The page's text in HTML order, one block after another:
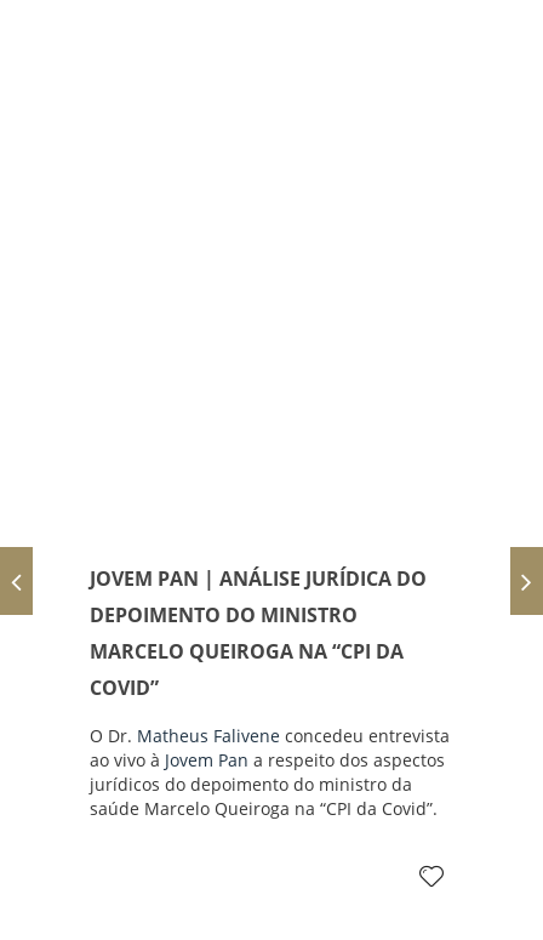
JOVEM PAN | ANÁLISE JURÍDICA DO
DEPOIMENTO DO MINISTRO
MARCELO QUEIROGA NA “CPI DA
COVID”
O Dr. Matheus Falivene concedeu entrevista
ao vivo à Jovem Pan a respeito dos aspectos
jurídicos do depoimento do ministro da
saúde Marcelo Queiroga na “CPI da Covid”.